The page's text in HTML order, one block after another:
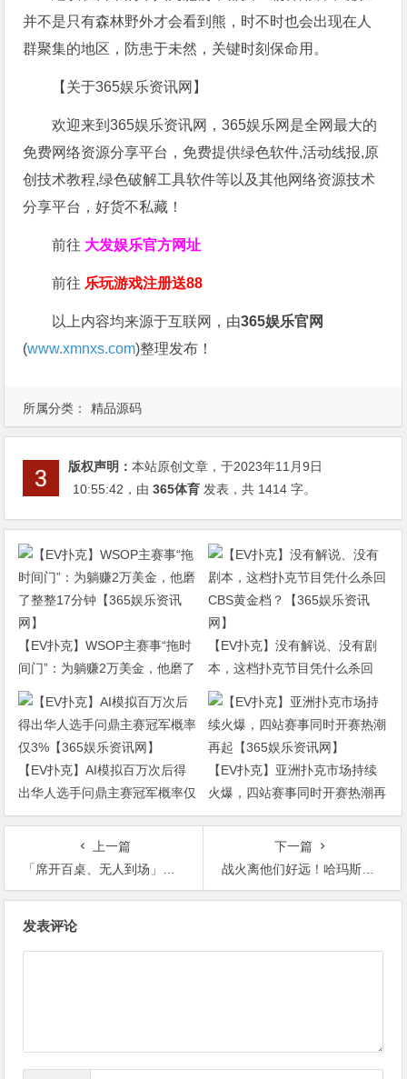
所属分类： 精品源码
并不是只有森林野外才会看到熊，时不时也会出现在人
群聚集的地区，防患于未然，关键时刻保命用。
【关于365娱乐资讯网】
欢迎来到365娱乐资讯网，365娱乐网是全网最大的
免费网络资源分享平台，免费提供绿色软件,活动线报,原
创技术教程,绿色破解工具软件等以及其他网络资源技术
分享平台，好货不私藏！
前往 大发娱乐官方网址
前往 乐玩游戏注册送88
以上内容均来源于互联网，由365娱乐官网
(www.xmnxs.com)整理发布！
版权声明：本站原创文章，于2023年11月9日
10:55:42 ，由365体育 发表，共 1414 字。
【EV扑克】WSOP主赛事“拖时
间门”：为躺赚2万美金，他磨了
整整17分钟【365娱乐资讯网】
【EV扑克】没有解说、没有剧
本，这档扑克节目凭什么杀回
CBS黄金档？【365娱乐资讯
网】
【EV扑克】AI模拟百万次后得
出华人选手问鼎主赛冠军概率仅
3%【365娱乐资讯网】
【EV扑克】亚洲扑克市场持续
火爆，四站赛事同时开赛热潮再
起【365娱乐资讯网】
上一篇
「席开百桌、无人到场」婚宴网友一招破解：保证满座，连别村都来【365娱乐资讯网】
下一篇
战火离他们好远！哈玛斯领袖儿子豪奢生活以色列总理长子逍遥美国【365娱乐资讯网】
发表评论